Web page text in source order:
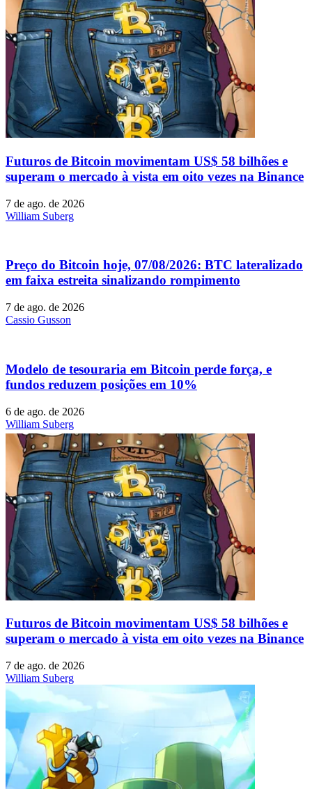
Futuros de Bitcoin movimentam US$ 58 bilhões e
superam o mercado à vista em oito vezes na Binance
7 de ago. de 2026
William Suberg
Preço do Bitcoin hoje, 07/08/2026: BTC lateralizado
em faixa estreita sinalizando rompimento
7 de ago. de 2026
Cassio Gusson
Modelo de tesouraria em Bitcoin perde força, e
fundos reduzem posições em 10%
6 de ago. de 2026
William Suberg
Futuros de Bitcoin movimentam US$ 58 bilhões e
superam o mercado à vista em oito vezes na Binance
7 de ago. de 2026
William Suberg